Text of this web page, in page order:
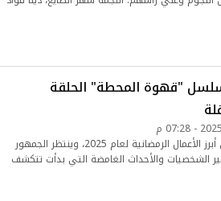
"قهوة المحطة" الحلقة
يُعد هذا المسلسل من أبرز الأعمال الرمضانية لعام 2025، وينتظر الجمهور
الشخصيات والأحداث الغامضة التي بدأت تتكشف